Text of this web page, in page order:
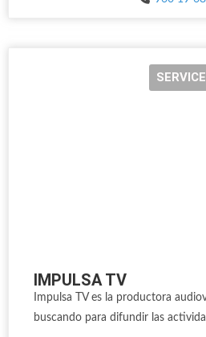
IMPULSA TV
Impulsa TV es la productora
buscando para difundir las